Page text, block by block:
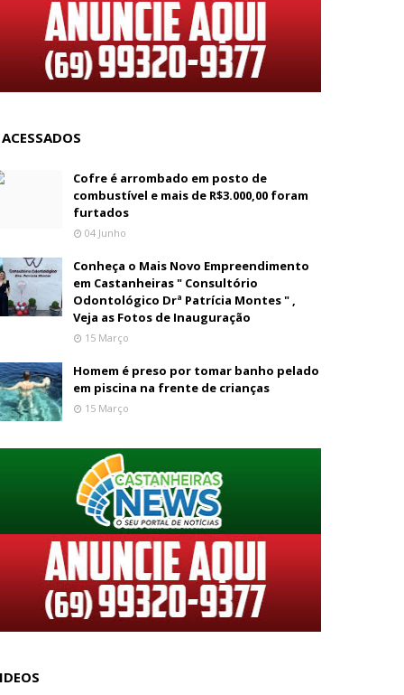
Cofre é arrombado em posto de
combustível e mais de R$3.000,00 foram
furtados
04 Junho
Conheça o Mais Novo Empreendimento
em Castanheiras " Consultório
Odontológico Drª Patrícia Montes " ,
Veja as Fotos de Inauguração
15 Março
Homem é preso por tomar banho pelado
em piscina na frente de crianças
15 Março